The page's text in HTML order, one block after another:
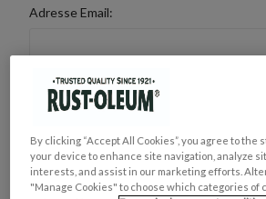
Adresse Email:
Mot de Passe :
By clicking “Accept All Cookies”, you agree to the
your device to enhance site navigation, analyze
interests, and assist in our marketing efforts.
"Manage Cookies" to choose which categories of